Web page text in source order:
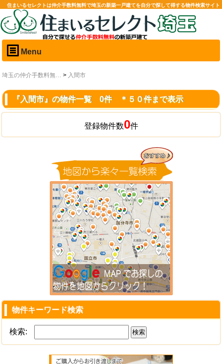
住まいるセレクトは仲介手数料無料で埼玉の新築一戸建てを自分で探して得する物件検索サイト
Menu
埼玉の仲介手数料無… > 入間市
『入間市』の物件一覧 0件 ＊５０件まで表示
登録物件数0件
物件キーワード検索
検索: